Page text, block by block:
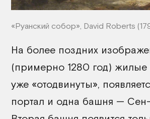
«Руанский собор», David Roberts
На более поздних
(примерно 1280 год) жилые
уже «отодвинуты»,
портал и одна башня —